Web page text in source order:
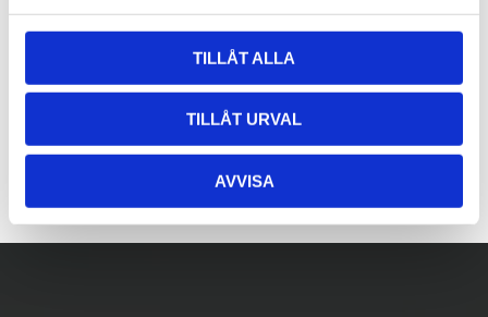
TILLÅT ALLA
TILLÅT URVAL
AVVISA